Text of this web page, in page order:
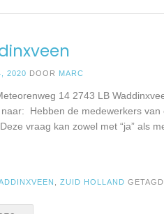
2020 DOOR MARC
14 2743 LB
Hebben de medewerkers van
vraag kan zowel met “ja” als
,ZUID HOLLAND